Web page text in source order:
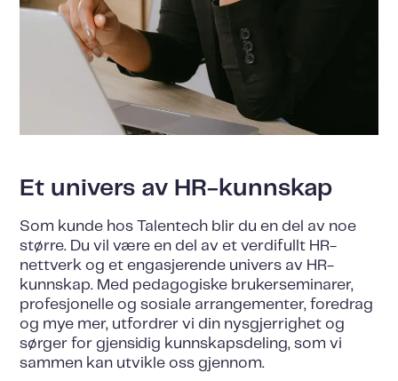
Et univers av HR-kunnskap
Som kunde hos Talentech blir du en del av noe
større. Du vil være en del av et verdifullt HR-
nettverk og et engasjerende univers av HR-
kunnskap. Med pedagogiske brukerseminarer,
profesjonelle og sosiale arrangementer, foredrag
og mye mer, utfordrer vi din nysgjerrighet og
sørger for gjensidig kunnskapsdeling, som vi
sammen kan utvikle oss gjennom.